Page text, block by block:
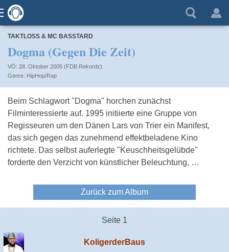
TAKTLOSS & MC BASSTARD
Dogma (Gegen Die Zeit)
VÖ: 28. Oktober 2005 (FDB Rekordz)
HipHop/Rap
Beim Schlagwort "Dogma" horchen zunächst
Filminteressierte auf. 1995 initiierte eine Gruppe von
Regisseuren um den Dänen Lars von Trier ein Manifest,
das sich gegen das zunehmend effektbeladene Kino
richtete. Das selbst auferlegte "Keuschheitsgelübde"
forderte den Verzicht von künstlicher Beleuchtung, …
Zurück zum Album
Seite 1
KoligerderBaus